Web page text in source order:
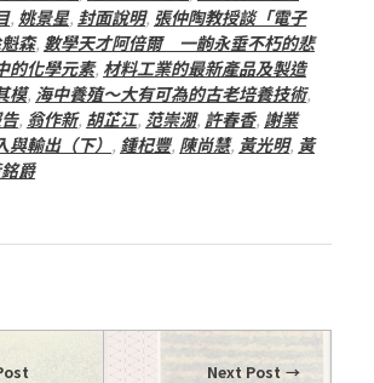
, 姚景星, 封面說明, 張仲陶教授談「電子
森, 數學天才阿倍爾 一齣永垂不朽的悲
的化學元素, 材料工業的最新產品及製造
模, 海中養殖～大有可為的古老培養技術,
, 翁作新, 胡芷江, 范崇淜, 許春香, 謝業
與輸出（下） , 鍾杞豐, 陳尚慧, 黃光明, 黃
爵
Next Post